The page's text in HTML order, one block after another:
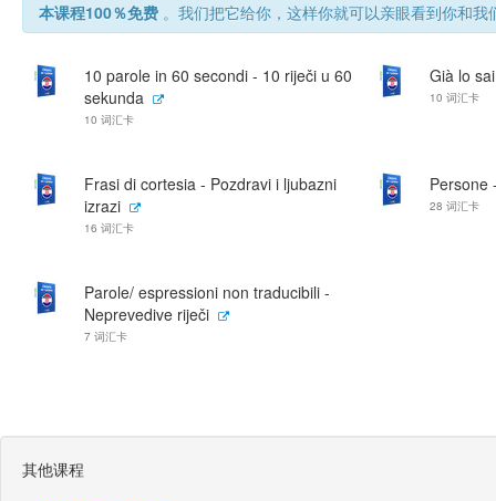
本课程100％免费 。我们把它给你，这样你就可以亲眼看到你和我
10 parole in 60 secondi - 10 riječi u 60
sekunda
10 词汇卡
Già lo
10 词汇卡
Frasi di cortesia - Pozdravi i ljubazni
izrazi
16 词汇卡
Persone
28 词汇卡
Parole/ espressioni non traducibili -
Neprevedive riječi
7 词汇卡
其他课程